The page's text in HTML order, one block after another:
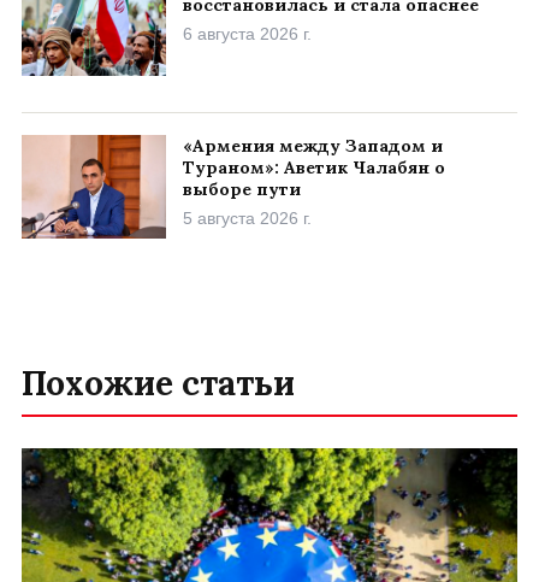
восстановилась и стала опаснее
6 августа 2026 г.
«Армения между Западом и
Тураном»: Аветик Чалабян о
выборе пути
5 августа 2026 г.
Похожие статьи